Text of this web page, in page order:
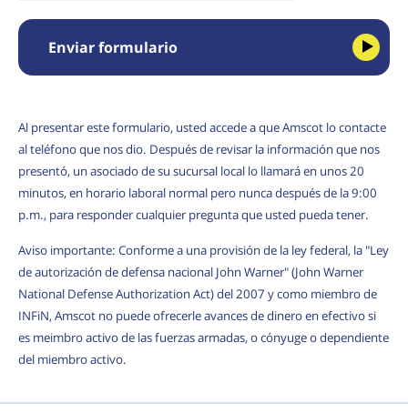
Enviar formulario
Al presentar este formulario, usted accede a que Amscot lo contacte
al teléfono que nos dio. Después de revisar la información que nos
presentó, un asociado de su sucursal local lo llamará en unos 20
minutos, en horario laboral normal pero nunca después de la 9:00
p.m., para responder cualquier pregunta que usted pueda tener.
Aviso importante: Conforme a una provisión de la ley federal, la "Ley
de autorización de defensa nacional John Warner" (John Warner
National Defense Authorization Act) del 2007 y como miembro de
INFiN, Amscot no puede ofrecerle avances de dinero en efectivo si
es meimbro activo de las fuerzas armadas, o cónyuge o dependiente
del miembro activo.